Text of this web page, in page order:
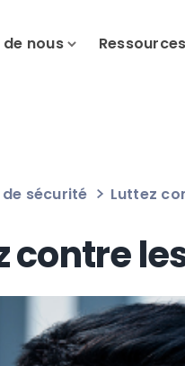
nous Ressources
sécurité Luttez
contre